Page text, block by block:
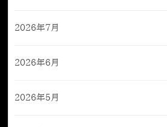
2026年7月
2026年6月
2026年5月